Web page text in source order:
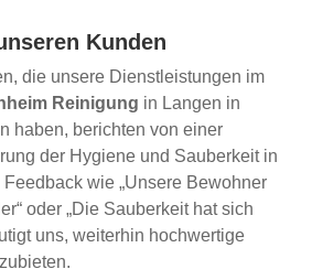
Kunden
die unsere Dienstleistungen im
Reinigung in Langen in
haben, berichten von einer
der Hygiene und Sauberkeit in
wie „Unsere Bewohner
oder „Die Sauberkeit hat sich
uns, weiterhin hochwertige